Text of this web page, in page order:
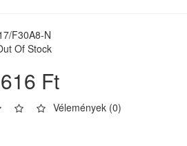
F30A8-N
Of Stock
Ft
Vélemények (0)